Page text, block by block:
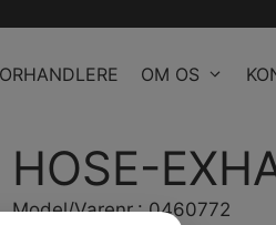
OM OS
HOSE-
Model/Varenr.: 0460772